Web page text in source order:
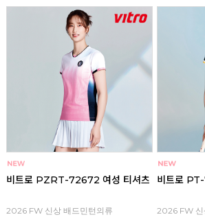
비트로 PZRT-72672 여성 티셔츠
2026 FW 신상 배드민턴의류
비트로
2026 FW 신